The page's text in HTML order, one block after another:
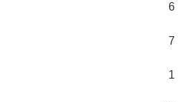
6
7
1